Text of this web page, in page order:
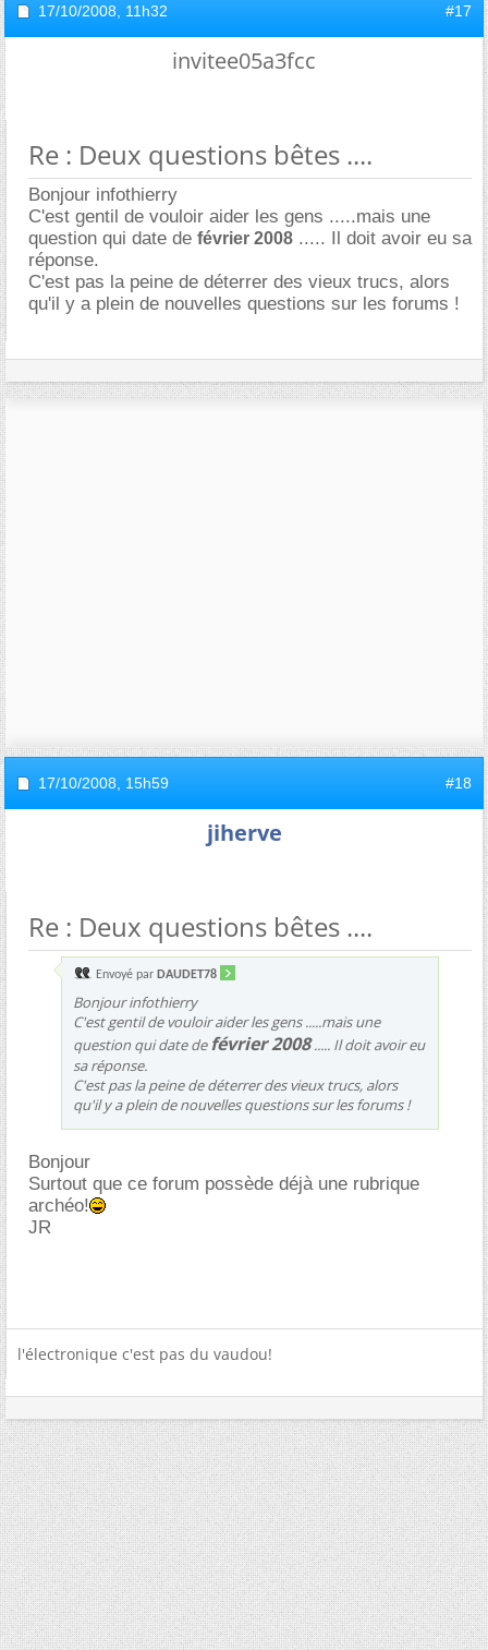
17/10/2008, 11h32 #17
invitee05a3fcc
Re : Deux questions bêtes ....
Bonjour infothierry
C'est gentil de vouloir aider les gens .....mais une
question qui date de février 2008 ..... Il doit avoir eu sa
réponse.
C'est pas la peine de déterrer des vieux trucs, alors
qu'il y a plein de nouvelles questions sur les forums !
17/10/2008, 15h59 #18
jiherve
Re : Deux questions bêtes ....
Envoyé par DAUDET78
Bonjour infothierry
C'est gentil de vouloir aider les gens .....mais une
question qui date defévrier 2008..... Il doit avoir eu
sa réponse.
C'est pas la peine de déterrer des vieux trucs, alors
qu'il y a plein de nouvelles questions sur les forums !
Bonjour
Surtout que ce forum possède déjà une rubrique
archéo!
JR
l'électronique c'est pas du vaudou!